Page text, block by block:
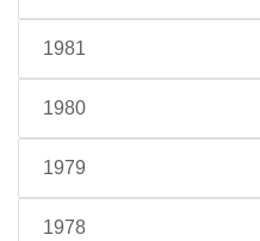
1981
1980
1979
1978